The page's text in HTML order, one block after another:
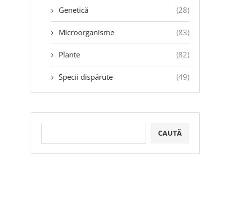
Genetică (28)
Microorganisme (83)
Plante (82)
Specii dispărute (49)
CAUTĂ